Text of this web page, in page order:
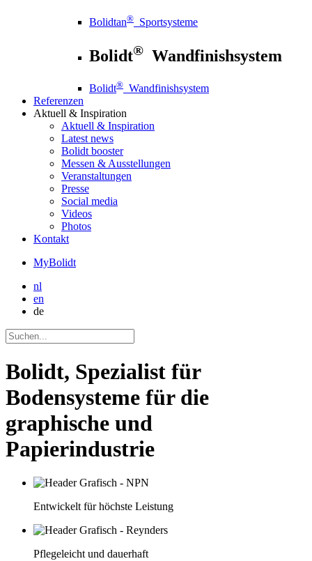
Bolidtan® Sportsysteme
Bolidt® Wandfinishsystem
Bolidt® Wandfinishsystem
Referenzen
Aktuell & Inspiration
Aktuell & Inspiration
Latest news
Bolidt booster
Messen & Ausstellungen
Veranstaltungen
Presse
Social media
Videos
Photos
Kontakt
MyBolidt
nl
en
de
Bolidt, Spezialist für
Bodensysteme für die
graphische und
Papierindustrie
Entwickelt für höchste Leistung
Pflegeleicht und dauerhaft